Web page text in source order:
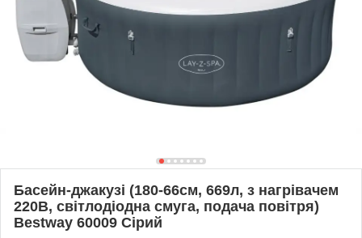
Басейн-джакузі (180-66см, 669л, з нагрівачем
220В, світлодіодна смуга, подача повітря)
Bestway 60009 Сірий